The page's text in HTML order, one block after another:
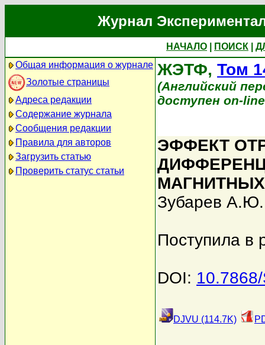
Журнал
НАЧАЛО ПОИСК
Общая информация о журнале
Золотые страницы
Адреса редакции
Содержание журнала
Сообщения редакции
Правила для авторов
Загрузить статью
Проверить статус статьи
ЖЭТФ, Том
(Английский
доступен on-
ЭФФЕКТ
Зубарев А.Ю.
Поступила в
DOI:
DJVU (114.7K)